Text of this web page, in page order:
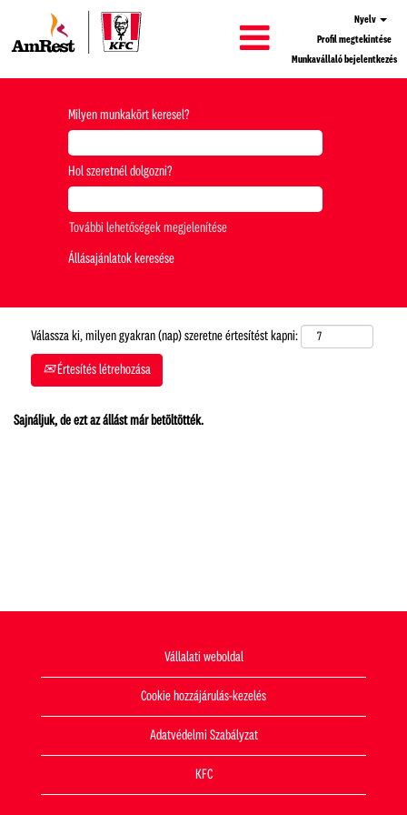
Nyelv
Profil megtekintése
Munkavállaló bejelentkezés
Milyen munkakört keresel?
Hol szeretnél dolgozni?
További lehetőségek megjelenítése
Válassza ki, milyen gyakran (nap) szeretne értesítést kapni:
Értesítés létrehozása
Sajnáljuk, de ezt az állást már betöltötték.
Vállalati weboldal
Cookie hozzájárulás-kezelés
Adatvédelmi Szabályzat
KFC